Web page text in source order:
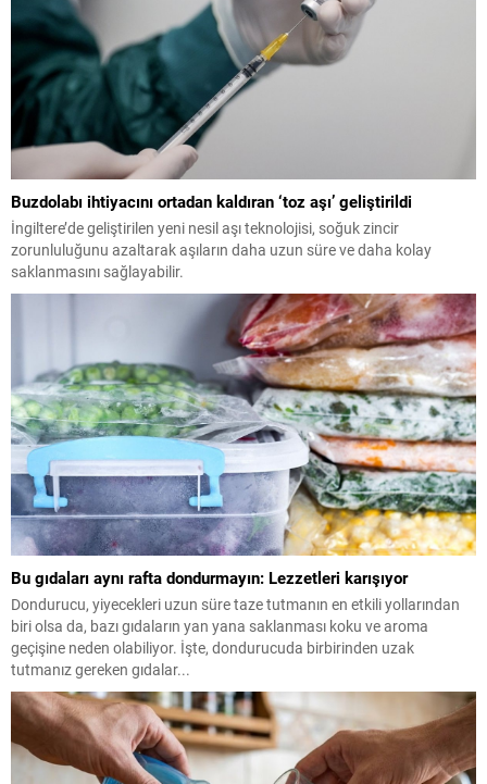
Buzdolabı ihtiyacını ortadan kaldıran ‘toz aşı’ geliştirildi
İngiltere’de geliştirilen yeni nesil aşı teknolojisi, soğuk zincir
zorunluluğunu azaltarak aşıların daha uzun süre ve daha kolay
saklanmasını sağlayabilir.
Bu gıdaları aynı rafta dondurmayın: Lezzetleri karışıyor
Dondurucu, yiyecekleri uzun süre taze tutmanın en etkili yollarından
biri olsa da, bazı gıdaların yan yana saklanması koku ve aroma
geçişine neden olabiliyor. İşte, dondurucuda birbirinden uzak
tutmanız gereken gıdalar...